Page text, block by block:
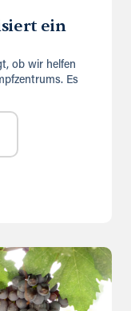
ein
ob wir helfen
Es